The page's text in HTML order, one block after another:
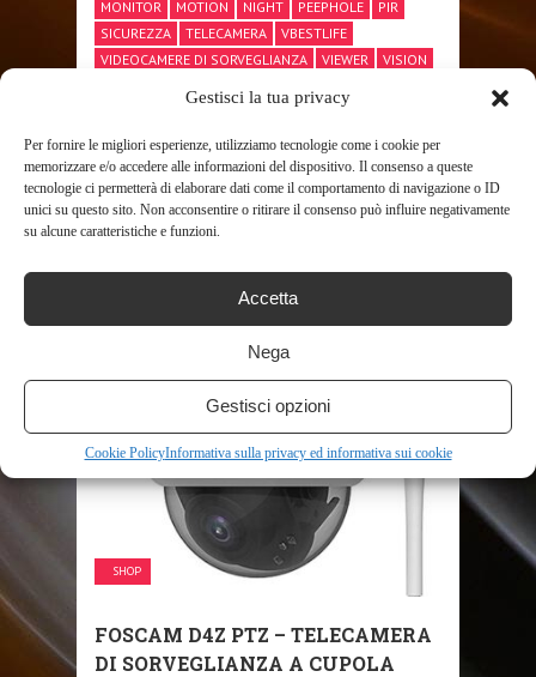
Gestisci la tua privacy
Per fornire le migliori esperienze, utilizziamo tecnologie come i cookie per
memorizzare e/o accedere alle informazioni del dispositivo. Il consenso a queste
tecnologie ci permetterà di elaborare dati come il comportamento di navigazione o ID
unici su questo sito. Non acconsentire o ritirare il consenso può influire negativamente
su alcune caratteristiche e funzioni.
Accetta
Nega
Gestisci opzioni
Cookie PolicyInformativa sulla privacy ed informativa sui cookie
MONITOR MOTION NIGHT PEEPHOLE
PIR
SICUREZZA
TELECAMERA
VBESTLIFE
VIDEOCAMERE DI SORVEGLIANZA
VIEWER VISION
SHARE THIS POST
SHOP
FOSCAM D4Z PTZ – TELECAMERA
DI SORVEGLIANZA A CUPOLA